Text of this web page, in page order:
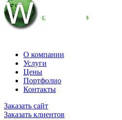
О компании
Услуги
Цены
Портфолио
Контакты
Заказать сайт
Заказать клиентов